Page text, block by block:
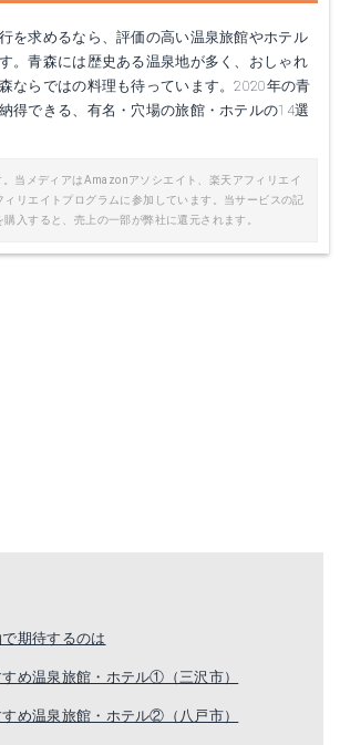
を求めるなら、評価の高い温泉旅館やホテル
。青森には歴史ある温泉地が多く、おしゃれ
ならではの料理も待っています。2020年の青
得できる、有名・穴場の旅館・ホテルの14選
当メディアはAmazonアソシエイト、楽天アフィリエイ
ィリエイトプログラムに参加しています。当サービスの記
入すると、売上の一部が弊社に還元されます。
期待するのは
め温泉旅館・ホテル①（三沢市）
め温泉旅館・ホテル②（八戸市）